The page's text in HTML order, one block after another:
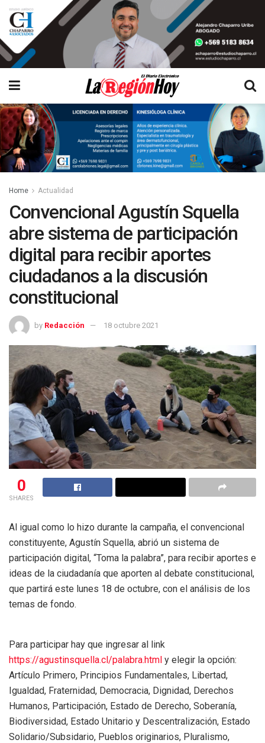
Home Actualidad
Convencional Agustín Squella
abre sistema de participación
digital para recibir aportes
ciudadanos a la discusión
constitucional
by Redacción 18 octubre 2021
0
SHARES
Al igual como lo hizo durante la campaña, el convencional
constituyente, Agustín Squella, abrió un sistema de
participación digital, “Toma la palabra”, para recibir aportes e
ideas de la ciudadanía que aporten al debate constitucional,
que partirá este lunes 18 de octubre, con el análisis de los
temas de fondo.
Para participar hay que ingresar al link
https://agustinsquella.cl/palabra.html y elegir la opción:
Artículo Primero, Principios Fundamentales, Libertad,
Igualdad, Fraternidad, Democracia, Dignidad, Derechos
Humanos, Participación, Estado de Derecho, Soberanía,
Biodiversidad, Estado Unitario y Descentralización, Estado
Solidario/Subsidario, Pueblos originarios, Pluralismo,